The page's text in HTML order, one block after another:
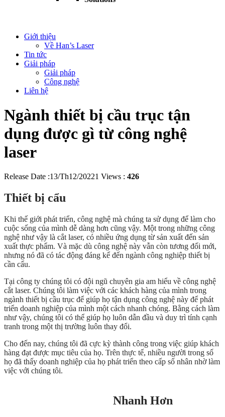
Giới thiệu
Về Han’s Laser
Tin tức
Giải pháp
Giải pháp
Công nghệ
Liên hệ
Ngành thiết bị cầu trục tận
dụng được gì từ công nghệ
laser
Release Date :13/Th12/20221 Views : 426
Thiết bị cẩu
Khi thế giới phát triển, công nghệ mà chúng ta sử dụng để làm cho
cuộc sống của mình dễ dàng hơn cũng vậy. Một trong những công
nghệ như vậy là cắt laser, có nhiều ứng dụng từ sản xuất đến sản
xuất thực phẩm. Và mặc dù công nghệ này vẫn còn tương đối mới,
nhưng nó đã có tác động đáng kể đến ngành công nghiệp thiết bị
cần cẩu.
Tại công ty chúng tôi có đội ngũ chuyên gia am hiểu về công nghệ
cắt laser. Chúng tôi làm việc với các khách hàng của mình trong
ngành thiết bị cầu trục để giúp họ tận dụng công nghệ này để phát
triển doanh nghiệp của mình một cách nhanh chóng. Bằng cách làm
như vậy, chúng tôi có thể giúp họ luôn dẫn đầu và duy trì tính cạnh
tranh trong một thị trường luôn thay đổi.
Cho đến nay, chúng tôi đã cực kỳ thành công trong việc giúp khách
hàng đạt được mục tiêu của họ. Trên thực tế, nhiều người trong số
họ đã thấy doanh nghiệp của họ phát triển theo cấp số nhân nhờ làm
việc với chúng tôi.
Nhanh Hơn